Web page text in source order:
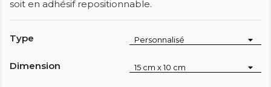
soit en adhésif repositionnable.
Type
Dimension